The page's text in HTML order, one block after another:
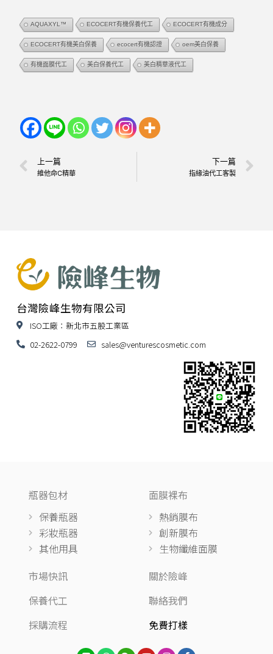
AQUAXYL™ ECOCERT有機保養代工 ECOCERT有機成分
ECOCERT有機美白保養 ecocert有機認證 oem美白保養
有機面膜代工 美白保養代工 美白精華液代工
上一篇
維他命C精華
下一篇
指緣油代工客製
台灣險峰生物有限公司
ISO工廠：新北市五股工業區
02-2622-0799
sales@venturescosmetic.com
瓶器包材
保養瓶器
彩妝瓶器
其他用具
面膜裸布
熱銷膜布
創新膜布
生物纖維面膜
市場快訊
保養代工
採購流程
關於險峰
聯絡我們
免費打樣